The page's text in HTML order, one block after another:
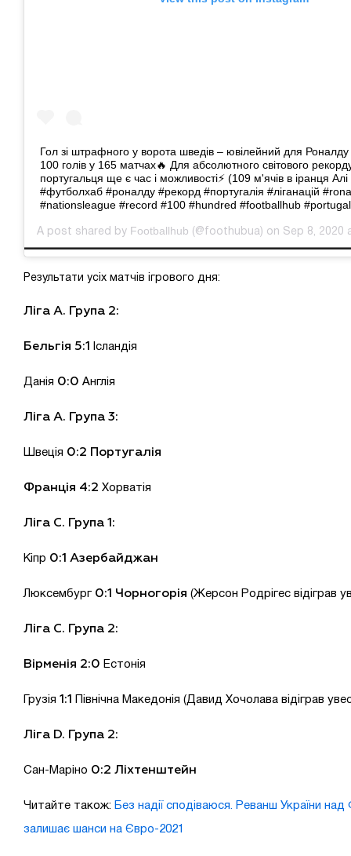
Гол зі штрафного у ворота шведів – ювілейний для Роналду
100 голів у 165 матчах🔥 Для абсолютного світового
португальця ще є час і можливості⚡ (109 м'ячів в іранця Алі
#футболхаб #роналду #рекорд #португалія #ліганацій
#nationsleague #record #100 #hundred #footballhub
A post shared by Footballhub (@foothubua) on Sep 8, 2020
Результати усіх матчів ігрового дня:
Ліга А. Група 2:
Бельгія 5:1 Ісландія
Данія 0:0 Англія
Ліга А. Група 3:
Швеція 0:2 Португалія
Франція 4:2 Хорватія
Ліга С. Група 1:
Кіпр 0:1 Азербайджан
Люксембург 0:1 Чорногорія (Жерсон Родрігес відіграв
Ліга С. Група 2:
Вірменія 2:0 Естонія
Грузія 1:1 Північна Македонія (Давид Хочолава відіграв
Ліга D. Група 2:
Сан-Маріно 0:2 Ліхтенштейн
Читайте також: Без надії сподіваюся. Реванш України над
залишає шанси на Євро-2021